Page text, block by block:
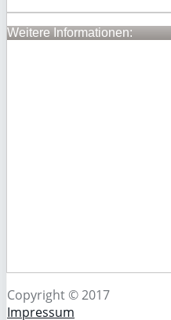
Weitere Informationen:
Copyright © 2017
Impressum